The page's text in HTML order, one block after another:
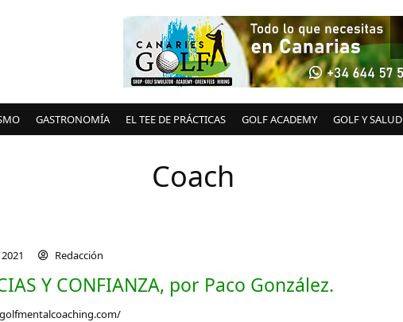
GASTRONOMÍA EL TEE DE PRÁCTICAS GOLF ACADEMY GOLF Y SALUD
Coach
Redacción
Y CONFIANZA, por Paco González.